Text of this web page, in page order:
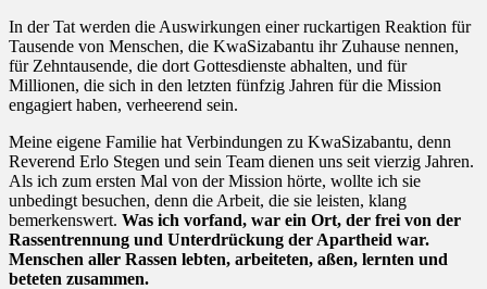
In der Tat werden die Auswirkungen einer ruckartigen Reaktion für
Tausende von Menschen, die KwaSizabantu ihr Zuhause nennen,
für Zehntausende, die dort Gottesdienste abhalten, und für
Millionen, die sich in den letzten fünfzig Jahren für die Mission
engagiert haben, verheerend sein.
Meine eigene Familie hat Verbindungen zu KwaSizabantu, denn
Reverend Erlo Stegen und sein Team dienen uns seit vierzig Jahren.
Als ich zum ersten Mal von der Mission hörte, wollte ich sie
unbedingt besuchen, denn die Arbeit, die sie leisten, klang
bemerkenswert. Was ich vorfand, war ein Ort, der frei von der
Rassentrennung und Unterdrückung der Apartheid war.
Menschen aller Rassen lebten, arbeiteten, aßen, lernten und
beteten zusammen.